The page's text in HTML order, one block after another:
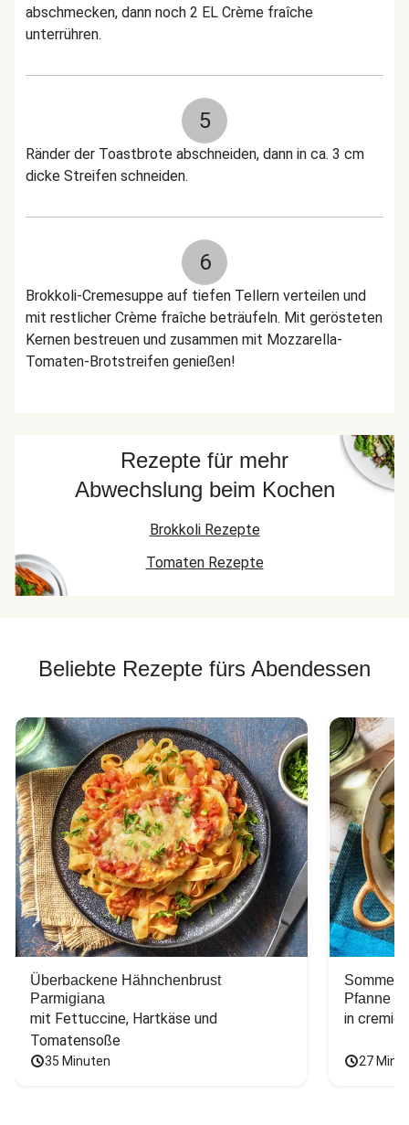
abschmecken, dann noch 2 EL Crème fraîche
unterrühren.
5
Ränder der Toastbrote abschneiden, dann in ca. 3 cm
dicke Streifen schneiden.
6
Brokkoli-Cremesuppe auf tiefen Tellern verteilen und
mit restlicher Crème fraîche beträufeln. Mit gerösteten
Kernen bestreuen und zusammen mit Mozzarella-
Tomaten-Brotstreifen genießen!
Rezepte für mehr
Abwechslung beim Kochen
Brokkoli Rezepte
Tomaten Rezepte
Beliebte Rezepte fürs Abendessen
Überbackene Hähnchenbrust
Parmigiana
mit Fettuccine, Hartkäse und
Tomatensoße
35 Minuten
Pfanne
in
27